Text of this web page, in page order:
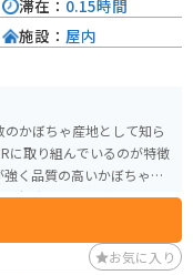
かぼちゃ産地として知ら
に取り組んでいるのが特徴
く品質の高いかぼちゃが
観光としても楽しめま
アで、自然を感じながら
道らしい開放的な直線道
滞在： 0.15時間
施設： 屋内
お気に入り